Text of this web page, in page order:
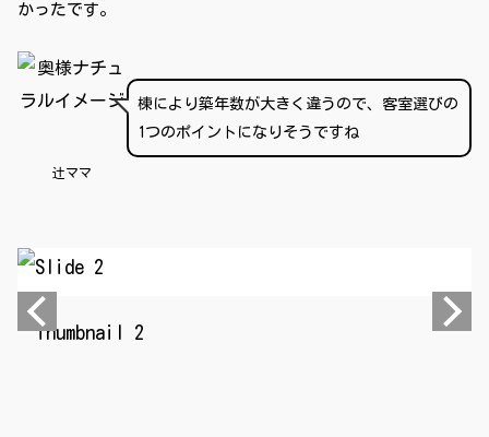
かったです。
辻ママ
棟により築年数が大きく違うので、客室選びの
1つのポイントになりそうですね